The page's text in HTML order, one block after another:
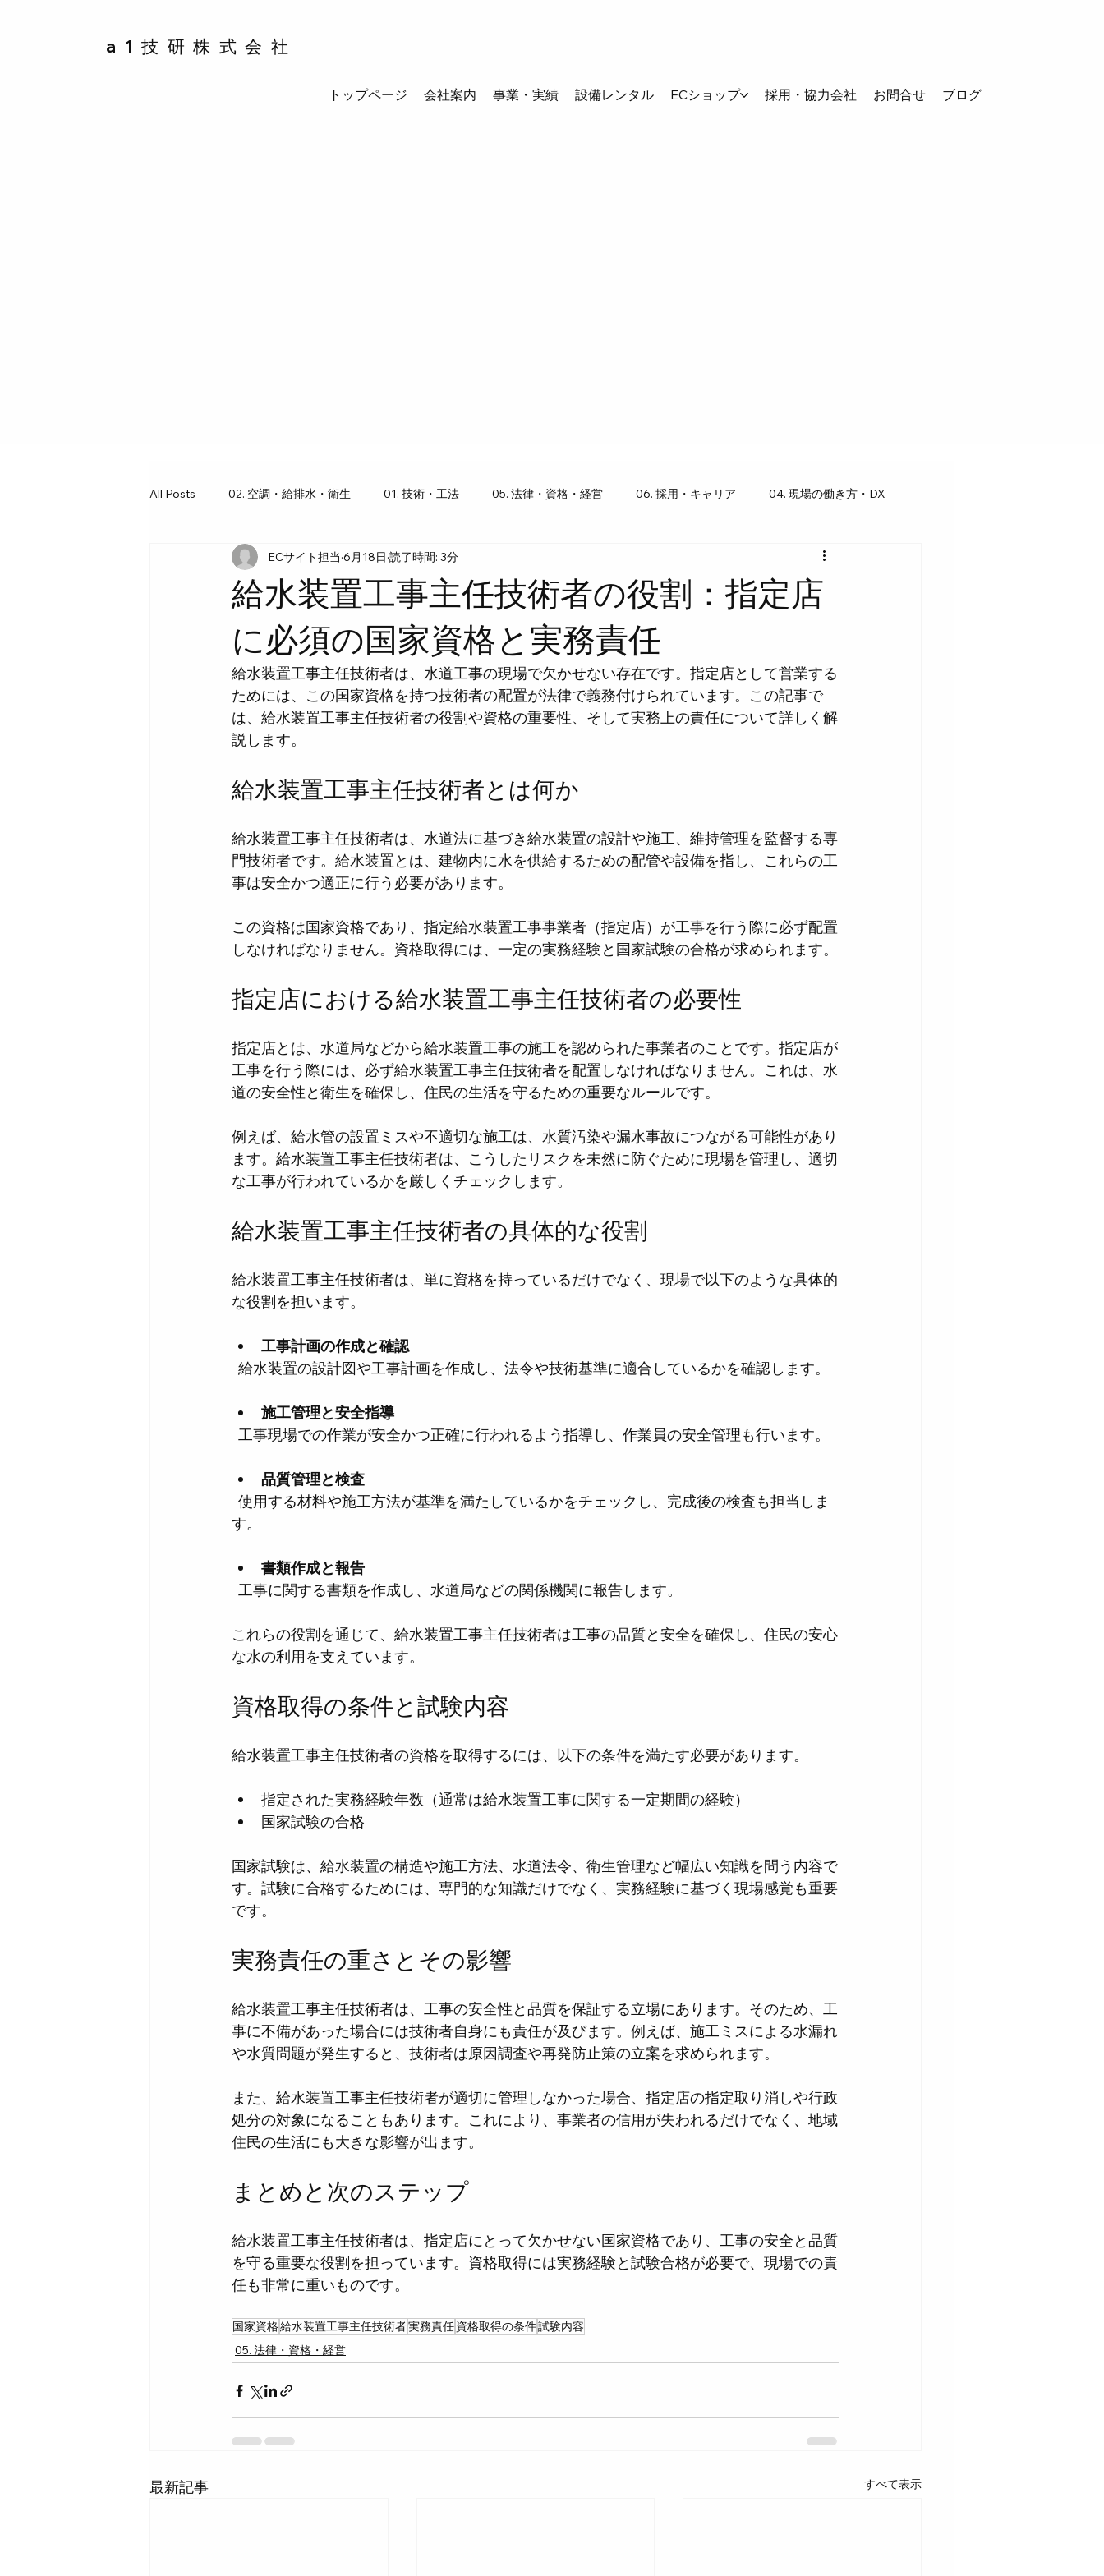
a1技研株式会社
トップページ 会社案内 事業・実績 設備レンタル ECショップ 採用・協力会社 お問合せ ブログ
All Posts 02. 空調・給排水・衛生 01. 技術・工法 05. 法律・資格・経営 06. 採用・キャリア 04. 現場の働き方・DX
03. 工具・ギア図鑑 07. 水回り豆知識
給水装置工事主任技術者の役割：指定店
に必須の国家資格と実務責任
ECサイト担当 6月18日 読了時間: 3分
給水装置工事主任技術者は、水道工事の現場で欠かせない存在です。指定店として営業する
ためには、この国家資格を持つ技術者の配置が法律で義務付けられています。この記事で
は、給水装置工事主任技術者の役割や資格の重要性、そして実務上の責任について詳しく解
説します。
給水装置工事主任技術者とは何か
給水装置工事主任技術者は、水道法に基づき給水装置の設計や施工、維持管理を監督する専
門技術者です。給水装置とは、建物内に水を供給するための配管や設備を指し、これらの工
事は安全かつ適正に行う必要があります。
この資格は国家資格であり、指定給水装置工事事業者（指定店）が工事を行う際に必ず配置
しなければなりません。資格取得には、一定の実務経験と国家試験の合格が求められます。
指定店における給水装置工事主任技術者の必要性
指定店とは、水道局などから給水装置工事の施工を認められた事業者のことです。指定店が
工事を行う際には、必ず給水装置工事主任技術者を配置しなければなりません。これは、水
道の安全性と衛生を確保し、住民の生活を守るための重要なルールです。
例えば、給水管の設置ミスや不適切な施工は、水質汚染や漏水事故につながる可能性があり
ます。給水装置工事主任技術者は、こうしたリスクを未然に防ぐために現場を管理し、適切
な工事が行われているかを厳しくチェックします。
給水装置工事主任技術者の具体的な役割
給水装置工事主任技術者は、単に資格を持っているだけでなく、現場で以下のような具体的
な役割を担います。
工事計画の作成と確認
  給水装置の設計図や工事計画を作成し、法令や技術基準に適合しているかを確認します。
施工管理と安全指導
  工事現場での作業が安全かつ正確に行われるよう指導し、作業員の安全管理も行います。
品質管理と検査
す。
書類作成と報告
  工事に関する書類を作成し、水道局などの関係機関に報告します。
これらの役割を通じて、給水装置工事主任技術者は工事の品質と安全を確保し、住民の安心
な水の利用を支えています。
資格取得の条件と試験内容
給水装置工事主任技術者の資格を取得するには、以下の条件を満たす必要があります。
指定された実務経験年数（通常は給水装置工事に関する一定期間の経験）
国家試験の合格
国家試験は、給水装置の構造や施工方法、水道法令、衛生管理など幅広い知識を問う内容で
す。試験に合格するためには、専門的な知識だけでなく、実務経験に基づく現場感覚も重要
です。
実務責任の重さとその影響
給水装置工事主任技術者は、工事の安全性と品質を保証する立場にあります。そのため、工
事に不備があった場合には技術者自身にも責任が及びます。例えば、施工ミスによる水漏れ
や水質問題が発生すると、技術者は原因調査や再発防止策の立案を求められます。
また、給水装置工事主任技術者が適切に管理しなかった場合、指定店の指定取り消しや行政
処分の対象になることもあります。これにより、事業者の信用が失われるだけでなく、地域
住民の生活にも大きな影響が出ます。
まとめと次のステップ
給水装置工事主任技術者は、指定店にとって欠かせない国家資格であり、工事の安全と品質
を守る重要な役割を担っています。資格取得には実務経験と試験合格が必要で、現場での責
任も非常に重いものです。
国家資格給水装置工事主任技術者実務責任資格取得の条件試験内容
05. 法律・資格・経営
最新記事 すべて表示